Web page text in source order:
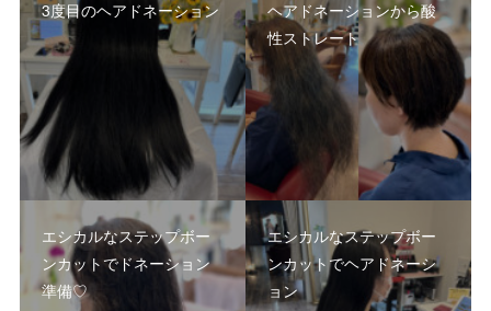
3度目のヘアドネーション
ヘアドネーションから酸
性ストレート
エシカルなステップボー
ンカットでドネーション
準備♡
エシカルなステップボー
ンカットでヘアドネーシ
ョン